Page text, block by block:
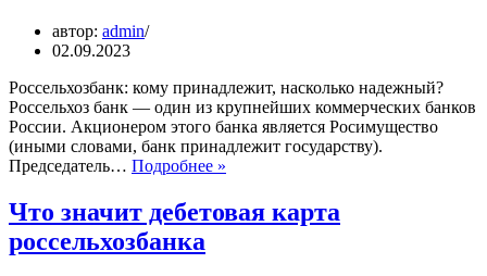
автор: admin
02.09.2023
Россельхозбанк: кому принадлежит, насколько надежный?
Россельхоз банк — один из крупнейших коммерческих банков
России. Акционером этого банка является Росимущество
(иными словами, банк принадлежит государству).
Председатель… Подробнее »
самом
Что значит дебетовая карта
россельхозбанка